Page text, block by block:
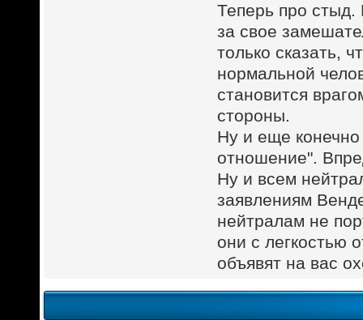
Теперь про
за свое
только сказать,
нормальной
становится
стороны.
Ну и еще
отношение".
Ну и всем
заявлениям
нейтралам не
они с легкостью
объявят на вас